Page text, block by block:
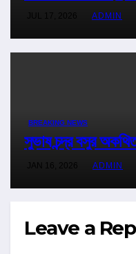
Men Follow
Create Them
ADMIN
BREAKING NEWS
সুভাষ চন্দ্র বসুর
JAN 16, 2026 ADMIN
Leave a